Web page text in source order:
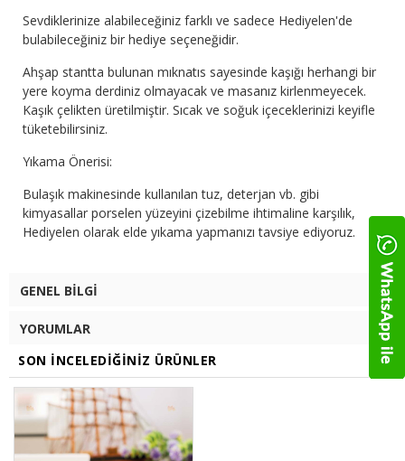
Sevdiklerinize alabileceğiniz farklı ve sadece Hediyelen'de
bulabileceğiniz bir hediye seçeneğidir.
Ahşap stantta bulunan mıknatıs sayesinde kaşığı herhangi bir
yere koyma derdiniz olmayacak ve masanız kirlenmeyecek.
Kaşık çelikten üretilmiştir. Sıcak ve soğuk içeceklerinizi keyifle
tüketebilirsiniz.
Yıkama Önerisi:
Bulaşık makinesinde kullanılan tuz, deterjan vb. gibi
kimyasallar porselen yüzeyini çizebilme ihtimaline karşılık,
Hediyelen olarak elde yıkama yapmanızı tavsiye ediyoruz.
GENEL BILGI
YORUMLAR
SON İNCELEDIĞINIZ ÜRÜNLER